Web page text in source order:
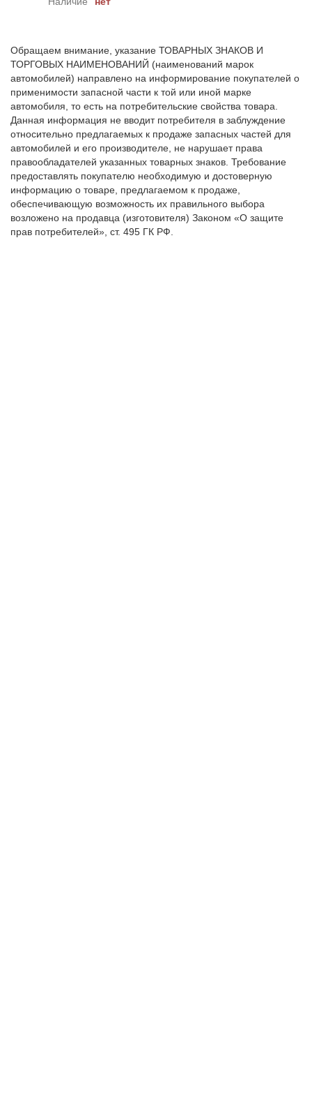
Обращаем внимание, указание ТОВАРНЫХ ЗНАКОВ И
ТОРГОВЫХ НАИМЕНОВАНИЙ (наименований марок
автомобилей) направлено на информирование покупателей о
применимости запасной части к той или иной марке
автомобиля, то есть на потребительские свойства товара.
Данная информация не вводит потребителя в заблуждение
относительно предлагаемых к продаже запасных частей для
автомобилей и его производителе, не нарушает права
правообладателей указанных товарных знаков. Требование
предоставлять покупателю необходимую и достоверную
информацию о товаре, предлагаемом к продаже,
обеспечивающую возможность их правильного выбора
возложено на продавца (изготовителя) Законом «О защите
прав потребителей», ст. 495 ГК РФ.